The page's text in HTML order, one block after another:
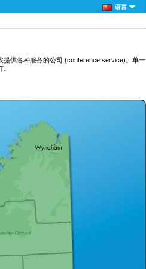
语言
供各种服务的公司 (conference service)。单一